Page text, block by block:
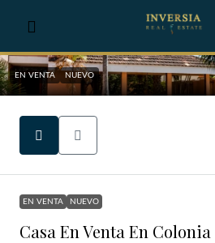
EN VENTA NUEVO
EN VENTA NUEVO
Casa En Venta En